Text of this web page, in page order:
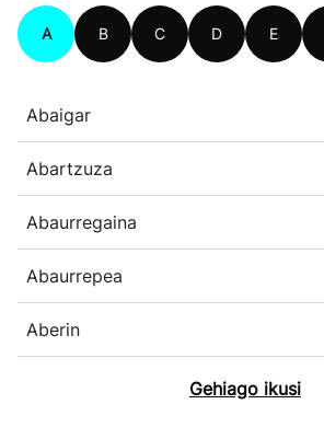
A B C D E
Abaigar
Abartzuza
Abaurregaina
Abaurrepea
Aberin
Gehiago ikusi